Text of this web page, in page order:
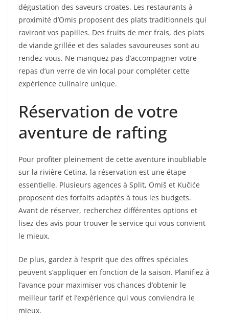
dégustation des saveurs croates. Les restaurants à
proximité d’Omis proposent des plats traditionnels qui
raviront vos papilles. Des fruits de mer frais, des plats
de viande grillée et des salades savoureuses sont au
rendez-vous. Ne manquez pas d’accompagner votre
repas d’un verre de vin local pour compléter cette
expérience culinaire unique.
Réservation de votre
aventure de rafting
Pour profiter pleinement de cette aventure inoubliable
sur la rivière Cetina, la réservation est une étape
essentielle. Plusieurs agences à Split, Omiš et Kučiće
proposent des forfaits adaptés à tous les budgets.
Avant de réserver, recherchez différentes options et
lisez des avis pour trouver le service qui vous convient
le mieux.
De plus, gardez à l’esprit que des offres spéciales
peuvent s’appliquer en fonction de la saison. Planifiez à
l’avance pour maximiser vos chances d’obtenir le
meilleur tarif et l’expérience qui vous conviendra le
mieux.